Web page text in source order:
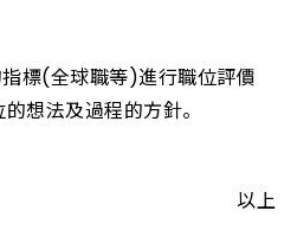
標(全球職等)進行職位評價
想法及過程的方針。
以上